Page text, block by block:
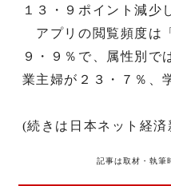
１３・９ポイント減少
アプリの閲覧頻度は
９・９％で、属性別で
業主婦が２３・７％、
(続きは日本ネット経
記事は取材・執筆